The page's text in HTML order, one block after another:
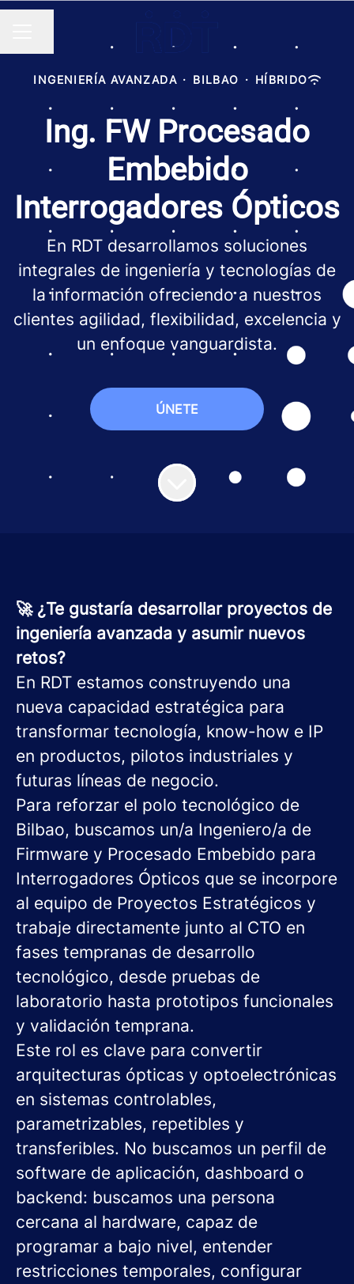
INGENIERÍA AVANZADA · BILBAO · HÍBRIDO
Ing. FW Procesado
Embebido
Interrogadores Ópticos
En RDT desarrollamos soluciones
integrales de ingeniería y tecnologías de
la información ofreciendo a nuestros
clientes agilidad, flexibilidad, excelencia y
un enfoque vanguardista.
ÚNETE
🚀 ¿Te gustaría desarrollar proyectos de
ingeniería avanzada y asumir nuevos
retos?
En RDT estamos construyendo una
nueva capacidad estratégica para
transformar tecnología, know-how e IP
en productos, pilotos industriales y
futuras líneas de negocio.
Para reforzar el polo tecnológico de
Bilbao, buscamos un/a Ingeniero/a de
Firmware y Procesado Embebido para
Interrogadores Ópticos que se incorpore
al equipo de Proyectos Estratégicos y
trabaje directamente junto al CTO en
fases tempranas de desarrollo
tecnológico, desde pruebas de
laboratorio hasta prototipos funcionales
y validación temprana.
Este rol es clave para convertir
arquitecturas ópticas y optoelectrónicas
en sistemas controlables,
parametrizables, repetibles y
transferibles. No buscamos un perfil de
software de aplicación, dashboard o
backend: buscamos una persona
cercana al hardware, capaz de
programar a bajo nivel, entender
restricciones temporales, configurar